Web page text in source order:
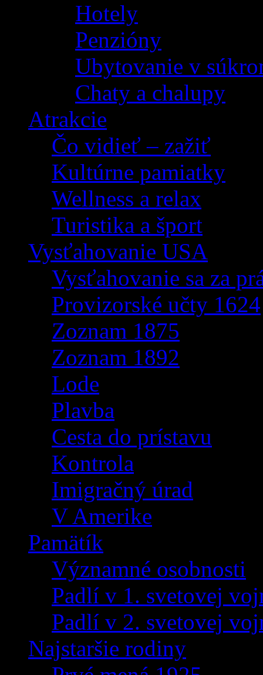
Hotely
Penzióny
Ubytovanie v
Chaty a chalupy
Atrakcie
Čo vidieť – zažiť
Kultúrne pamiatky
Wellness a relax
Turistika a šport
Vysťahovanie USA
Vysťahovanie sa za
Provizorské učty 1624
Zoznam 1875
Zoznam 1892
Lode
Plavba
Cesta do prístavu
Kontrola
Imigračný úrad
V Amerike
Pamätík
Významné osobnosti
Padlí v 1. svetovej
Padlí v 2. svetovej
Najstaršie rodiny